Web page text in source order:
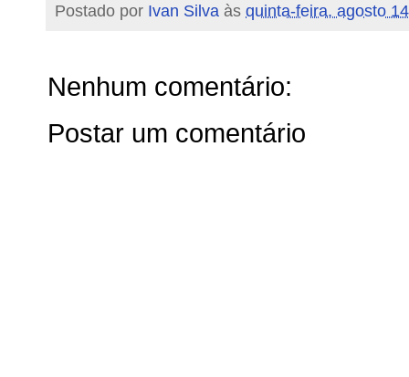
Postado por Ivan Silva às quinta-feira, agosto
Nenhum comentário:
Postar um comentário